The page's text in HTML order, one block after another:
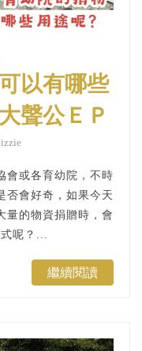
以有哪些
聲公ＥＰ
會或各育幼院，不時
否會好奇，如果今天
量的物資捐贈時，會
呢？...
繼續閱讀